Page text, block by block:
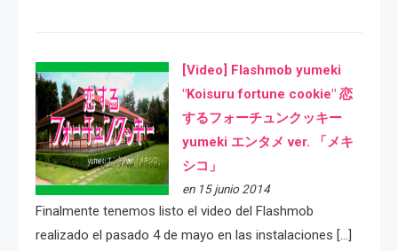
[Video] Flashmob yumeki
"Koisuru fortune cookie" 恋
するフォーチュンクッキー
yumeki エンタメ ver. 「メキ
シコ」
en 15 junio 2014
Finalmente tenemos listo el video del Flashmob
realizado el pasado 4 de mayo en las instalaciones […]